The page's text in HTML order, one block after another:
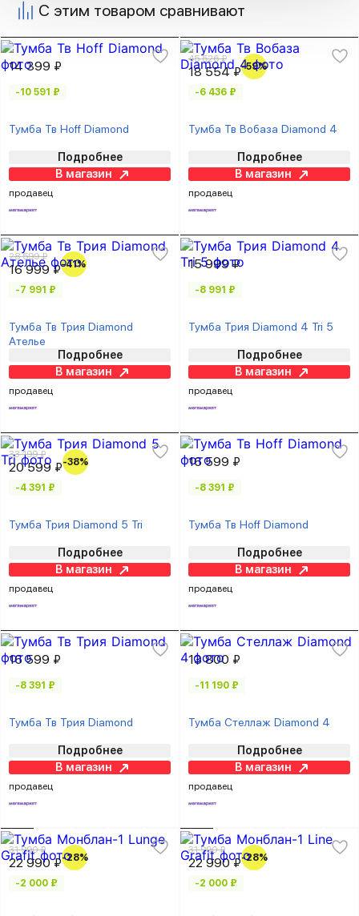
С этим товаром сравнивают
14 399 ₽
-10 591 ₽
Тумба Тв Hoff Diamond
Подробнее
В магазин
продавец
45 526 ₽
18 554 ₽-59%
-6 436 ₽
Тумба Тв Вобаза Diamond 4
Подробнее
В магазин
продавец
28 599 ₽
16 999 ₽-41%
-7 991 ₽
Тумба Тв Трия Diamond
Ателье
Подробнее
В магазин
продавец
15 999 ₽
-8 991 ₽
Тумба Трия Diamond 4 Tri 5
Подробнее
В магазин
продавец
33 199 ₽
20 599 ₽-38%
-4 391 ₽
Тумба Трия Diamond 5 Tri
Подробнее
В магазин
продавец
16 599 ₽
-8 391 ₽
Тумба Тв Hoff Diamond
Подробнее
В магазин
продавец
16 599 ₽
-8 391 ₽
Тумба Тв Трия Diamond
Подробнее
В магазин
продавец
13 800 ₽
-11 190 ₽
Тумба Стеллаж Diamond 4
Подробнее
В магазин
продавец
31 990 ₽
22 990 ₽-28%
-2 000 ₽
31 990 ₽
22 990 ₽-28%
-2 000 ₽